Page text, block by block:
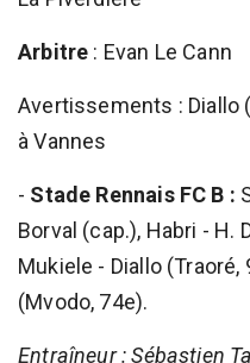
Arbitre : Evan Le Cann
Avertissements : Diallo
à Vannes
- Stade Rennais FC B :
Borval (cap.), Habri - H.
Mukiele - Diallo (Traoré,
(Mvodo, 74e).
Entraîneur : Sébastien